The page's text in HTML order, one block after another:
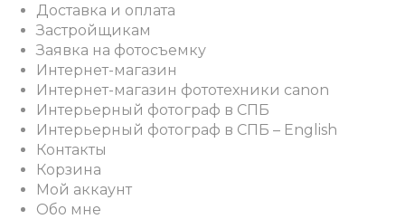
Доставка и оплата
Застройщикам
Заявка на фотосъемку
Интернет-магазин
Интернет-магазин фототехники canon
Интерьерный фотограф в СПБ
Интерьерный фотограф в СПБ – English
Контакты
Корзина
Мой аккаунт
Обо мне